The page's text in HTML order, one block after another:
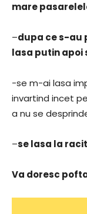
mare
–dupa ce s-au
lasa putin apoi
-se m-ai lasa
invartind incet
a nu se
–se lasa la
Va doresc